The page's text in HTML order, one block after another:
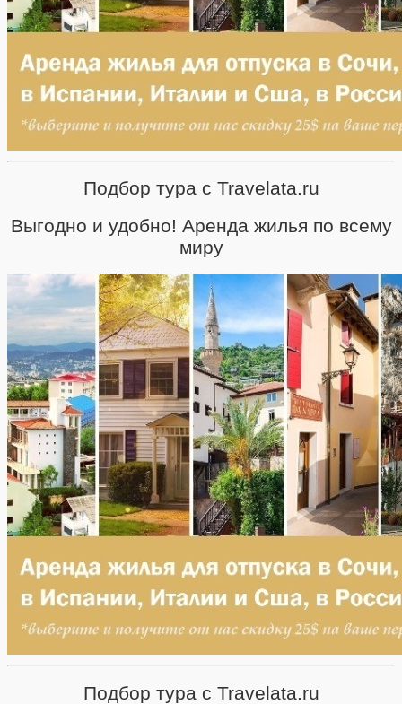
Подбор тура с Travelata.ru
Выгодно и удобно! Аренда жилья по всему
миру
Подбор тура с Travelata.ru